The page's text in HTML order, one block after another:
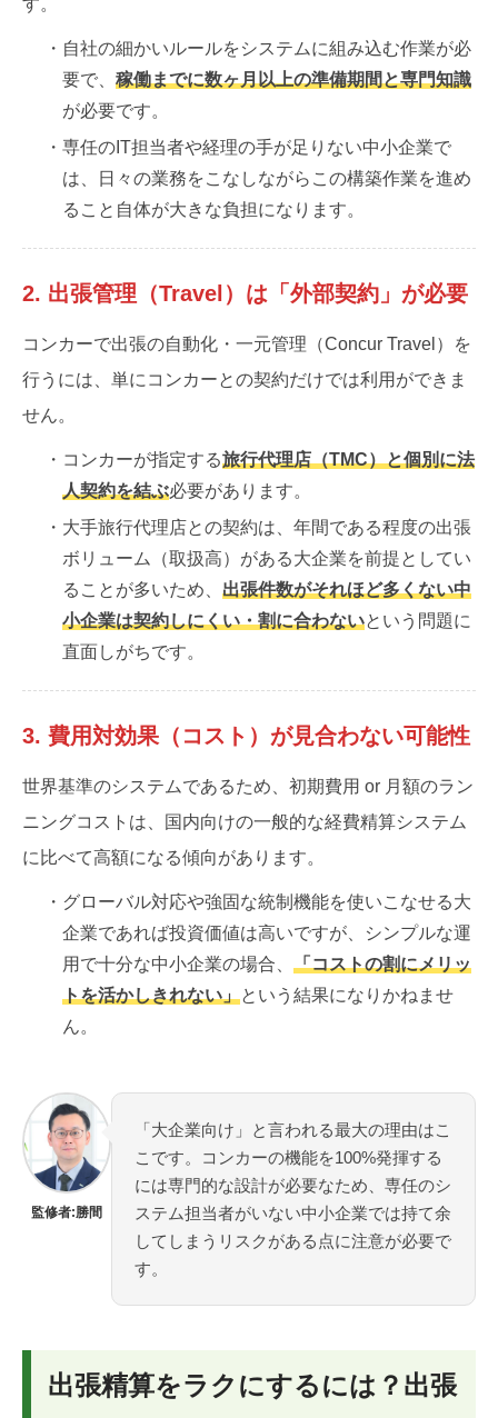
す。
・自社の細かいルールをシステムに組み込む作業が必
要で、 稼働までに数ヶ月以上の準備期間と専門知識
が必要です。
・専任のIT担当者や経理の手が足りない中小企業で
は、日々の業務をこなしながらこの構築作業を進め
ること自体が大きな負担になります。
2. 出張管理（Travel）は「外部契約」が必要
コンカーで出張の自動化・一元管理（Concur Travel）を
行うには、単にコンカーとの契約だけでは利用ができま
せん。
・コンカーが指定する旅行代理店（TMC）と個別に法
人契約を結ぶ必要があります。
・大手旅行代理店との契約は、年間である程度の出張
ボリューム（取扱高）がある大企業を前提としてい
ることが多いため、 出張件数がそれほど多くない中
小企業は契約しにくい・割に合わないという問題に
直面しがちです。
3. 費用対効果（コスト）が見合わない可能性
世界基準のシステムであるため、初期費用 or 月額のラン
ニングコストは、国内向けの一般的な経費精算システム
に比べて高額になる傾向があります。
・グローバル対応や強固な統制機能を使いこなせる大
企業であれば投資価値は高いですが、シンプルな運
用で十分な中小企業の場合、 「コストの割にメリッ
トを活かしきれない」という結果になりかねませ
ん。
監修者:勝間
「大企業向け」と言われる最大の理由はこ
こです。コンカーの機能を100%発揮する
には専門的な設計が必要なため、専任のシ
ステム担当者がいない中小企業では持て余
してしまうリスクがある点に注意が必要で
す。
出張精算をラクにするには？出張